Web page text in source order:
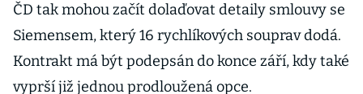
ČD tak mohou začít dolaďovat detaily smlouvy se
Siemensem, který 16 rychlíkových souprav dodá.
Kontrakt má být podepsán do konce září, kdy také
vyprší již jednou prodloužená opce.